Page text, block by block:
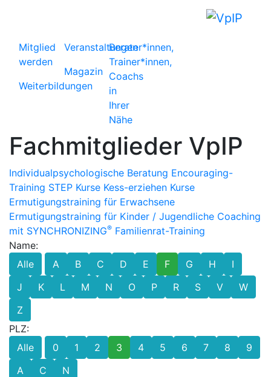
Mitglied
werden
Weiterbildungen
Veranstaltungen
Magazin
Berater*innen,
Trainer*innen,
Coachs
in
Ihrer
Nähe
Fachmitglieder VpIP
Individualpsychologische Beratung Encouraging-
Training STEP Kurse Kess-erziehen Kurse
Ermutigungstraining für Erwachsene
Ermutigungstraining für Kinder / Jugendliche Coaching
mit SYNCHRONIZING® Familienrat-Training
Name:
Alle
A B C D E F G H
I
J
K L M N O P R S V
W
Z
PLZ:
Alle
0 1 2 3 4 5 6 7 8
9
A
C
N